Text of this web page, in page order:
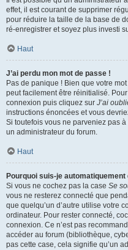
effet, il est courant de supprimer
pour réduire la taille de la base de
ré-enregistrer et soyez plus investi
Haut
J’ai perdu mon mot de passe !
Pas de panique ! Bien que votre
peut facilement être réinitialisé.
connexion puis cliquez sur J’ai
instructions énoncées et vous
Si toutefois vous ne parveniez pas
un administrateur du forum.
Haut
Pourquoi suis-je automatiquement
Si vous ne cochez pas la case Se
vous ne resterez connecté que
que quelqu’un d’autre utilise votre
ordinateur. Pour rester connecté,
connexion. Ce n’est pas
accéder au forum (bibliothèque,
pas cette case, cela signifie qu’un